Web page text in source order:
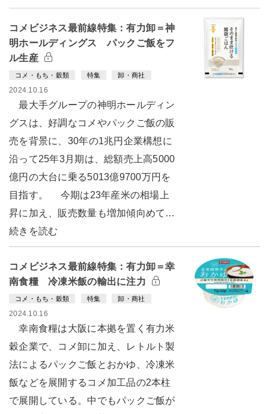
コメビジネス最前線特集：有力卸＝神
明ホールディングス パックご飯をフ
ル生産
コメ・もち・穀類 特集 卸・商社
2024.10.16
最大手グループの神明ホールディン
グスは、好調なコメやパックご飯の販
売を背景に、30年の1兆円企業構想に
沿って25年3月期は、総額売上高5000
億円の大台に乗る5013億9700万円を
目指す。 今期は23年産米の相場上
昇に加え、販売数量も増加傾向めて…
続きを読む
コメビジネス最前線特集：有力卸＝幸
南食糧 冷凍米飯の輸出に注力
コメ・もち・穀類 特集 卸・商社
2024.10.16
幸南食糧は大阪に本拠を置く有力米
穀企業で、コメ卸に加え、レトルト製
法によるパックご飯とおかゆ、冷凍米
飯などを展開するコメ加工品の2本柱
で展開している。中でもパックご飯が